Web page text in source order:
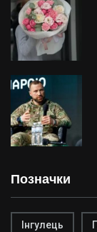
Позначки
Інгулець